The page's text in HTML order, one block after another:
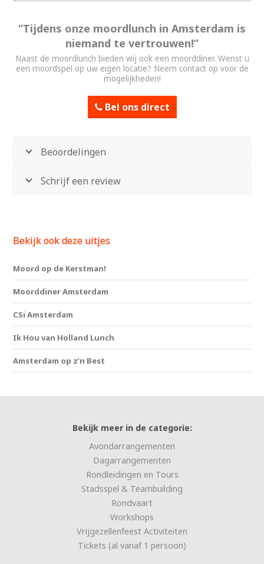
“Tijdens onze moordlunch in Amsterdam is
niemand te vertrouwen!”
Naast de moordlunch bieden wij ook een moorddiner. Wenst u
een moordspel op uw eigen locatie? Neem contact op voor de
mogelijkheden!
Bel ons direct
Beoordelingen
Schrijf een review
Bekijk ook deze uitjes
Moord op de Kerstman!
Moorddiner Amsterdam
CSi Amsterdam
Ik Hou van Holland Lunch
Amsterdam op z’n Best
Bekijk meer in de categorie:
Avondarrangementen
Dagarrangementen
Rondleidingen en Tours
Stadsspel & Teambuilding
Rondvaart
Workshops
Vrijgezellenfeest Activiteiten
Tickets (al vanaf 1 persoon)